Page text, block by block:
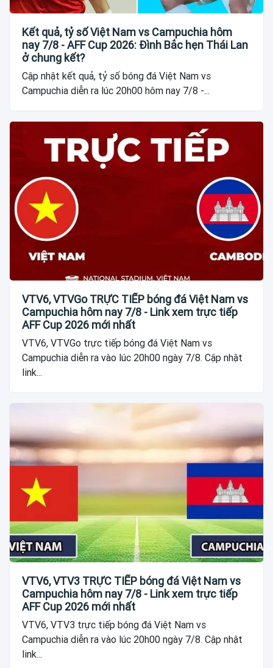
Kết quả, tỷ số Việt Nam vs Campuchia hôm
nay 7/8 - AFF Cup 2026: Đình Bắc hẹn Thái Lan
ở chung kết?
Cập nhật kết quả, tỷ số bóng đá Việt Nam vs
Campuchia diễn ra lúc 20h00 hôm nay 7/8 -...
VTV6, VTVGo TRỰC TIẾP bóng đá Việt Nam vs
Campuchia hôm nay 7/8 - Link xem trực tiếp
AFF Cup 2026 mới nhất
VTV6, VTVGo trực tiếp bóng đá Việt Nam vs
Campuchia diễn ra vào lúc 20h00 ngày 7/8. Cập nhật
link...
VTV6, VTV3 TRỰC TIẾP bóng đá Việt Nam vs
Campuchia hôm nay 7/8 - Link xem trực tiếp
AFF Cup 2026 mới nhất
VTV6, VTV3 trực tiếp bóng đá Việt Nam vs
Campuchia diễn ra vào lúc 20h00 ngày 7/8. Cập nhật
link...